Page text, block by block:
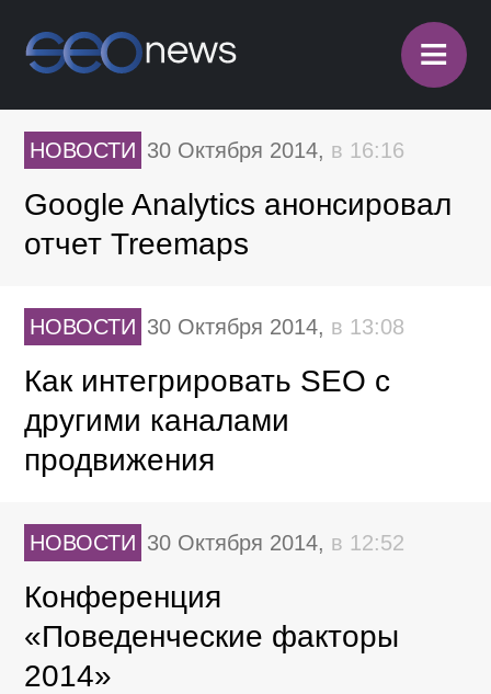
≡
НОВОСТИ 30 Октября 2014, в 16:16
Google Analytics анонсировал
отчет Treemaps
НОВОСТИ 30 Октября 2014, в 13:08
Как интегрировать SEO с
другими каналами
продвижения
НОВОСТИ 30 Октября 2014, в 12:52
Конференция
«Поведенческие факторы
2014»